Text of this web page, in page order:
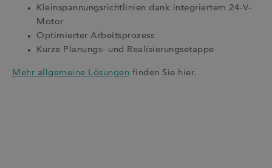
Kleinspannungsrichtlinien dank integriertem 24-V-
Motor
Optimierter Arbeitsprozess
Kurze Planungs- und Realisierungsetappe
Mehr allgemeine Lösungen finden Sie hier.